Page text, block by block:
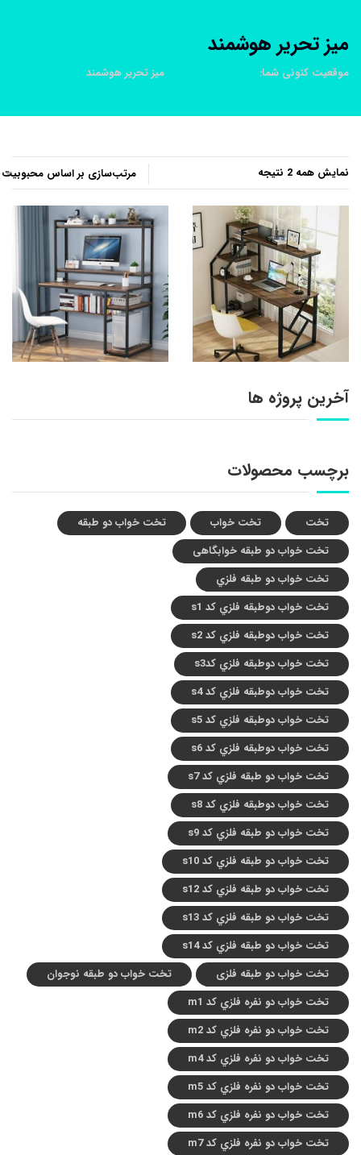
ميز تحرير هوشمند
موقعیت کنونی شما: ميز تحرير هوشمند
نمایش همه 2 نتیجه
بر
اساس
محبوبیت
آخرین پروژه ها
برچسب محصولات
تخت تخت خواب
تخت خواب دو طبقه
تخت خواب دو طبقه خوابگاهی
تخت خواب دو طبقه فلزي
تخت خواب دوطبقه فلزي کد s1
تخت خواب دوطبقه فلزي کد s2
تخت خواب دوطبقه فلزي کدs3
تخت خواب دوطبقه فلزي کد s4
تخت خواب دوطبقه فلزي کد s5
تخت خواب دوطبقه فلزي کد s6
تخت خواب دو طبقه فلزي کد s7
تخت خواب دوطبقه فلزي کد s8
تخت خواب دو طبقه فلزي کد s9
تخت خواب دو طبقه فلزي کد s10
تخت خواب دو طبقه فلزي کد s12
تخت خواب دو طبقه فلزي کد s13
تخت خواب دو طبقه فلزي کد s14
تخت خواب دو طبقه فلزی
تخت خواب دو طبقه نوجوان
تخت خواب دو نفره فلزي کد m1
تخت خواب دو نفره فلزي کد m2
تخت خواب دو نفره فلزي کد m4
تخت خواب دو نفره فلزي کد m5
تخت خواب دو نفره فلزي کد m6
تخت خواب دو نفره فلزي کد m7